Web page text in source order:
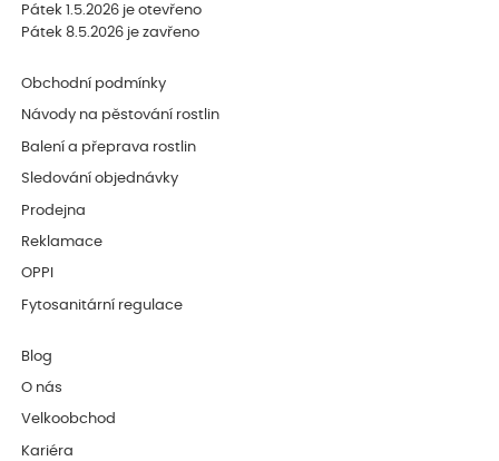
Pátek 1.5.2026 je otevřeno
Pátek 8.5.2026 je zavřeno
Obchodní podmínky
Návody na pěstování rostlin
Balení a přeprava rostlin
Sledování objednávky
Prodejna
Reklamace
OPPI
Fytosanitární regulace
Blog
O nás
Velkoobchod
Kariéra